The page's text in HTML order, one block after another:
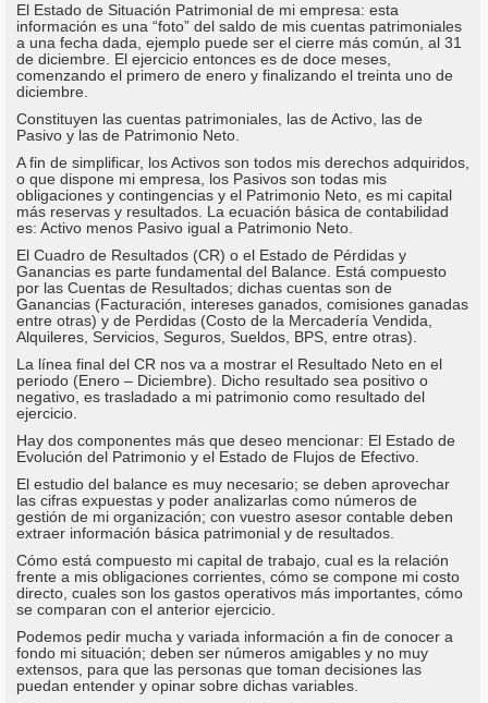
El Estado de Situación Patrimonial de mi empresa: esta
información es una “foto” del saldo de mis cuentas patrimoniales
a una fecha dada, ejemplo puede ser el cierre más común, al 31
de diciembre. El ejercicio entonces es de doce meses,
comenzando el primero de enero y finalizando el treinta uno de
diciembre.
Constituyen las cuentas patrimoniales, las de Activo, las de
Pasivo y las de Patrimonio Neto.
A fin de simplificar, los Activos son todos mis derechos adquiridos,
o que dispone mi empresa, los Pasivos son todas mis
obligaciones y contingencias y el Patrimonio Neto, es mi capital
más reservas y resultados. La ecuación básica de contabilidad
es: Activo menos Pasivo igual a Patrimonio Neto.
El Cuadro de Resultados (CR) o el Estado de Pérdidas y
Ganancias es parte fundamental del Balance. Está compuesto
por las Cuentas de Resultados; dichas cuentas son de
Ganancias (Facturación, intereses ganados, comisiones ganadas
entre otras) y de Perdidas (Costo de la Mercadería Vendida,
Alquileres, Servicios, Seguros, Sueldos, BPS, entre otras).
La línea final del CR nos va a mostrar el Resultado Neto en el
periodo (Enero – Diciembre). Dicho resultado sea positivo o
negativo, es trasladado a mi patrimonio como resultado del
ejercicio.
Hay dos componentes más que deseo mencionar: El Estado de
Evolución del Patrimonio y el Estado de Flujos de Efectivo.
El estudio del balance es muy necesario; se deben aprovechar
las cifras expuestas y poder analizarlas como números de
gestión de mi organización; con vuestro asesor contable deben
extraer información básica patrimonial y de resultados.
Cómo está compuesto mi capital de trabajo, cual es la relación
frente a mis obligaciones corrientes, cómo se compone mi costo
directo, cuales son los gastos operativos más importantes, cómo
se comparan con el anterior ejercicio.
Podemos pedir mucha y variada información a fin de conocer a
fondo mi situación; deben ser números amigables y no muy
extensos, para que las personas que toman decisiones las
puedan entender y opinar sobre dichas variables.